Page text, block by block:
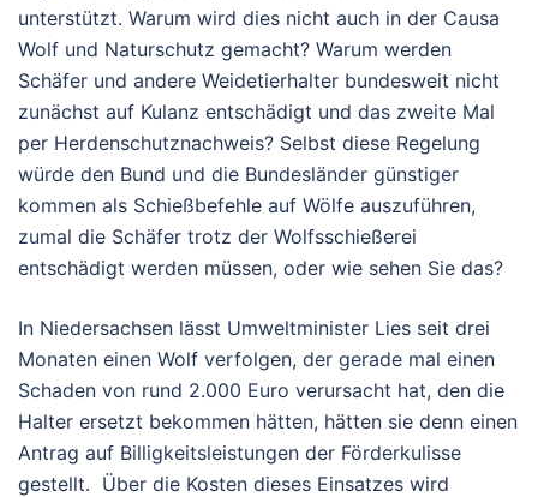
unterstützt. Warum wird dies nicht auch in der Causa
Wolf und Naturschutz gemacht? Warum werden
Schäfer und andere Weidetierhalter bundesweit nicht
zunächst auf Kulanz entschädigt und das zweite Mal
per Herdenschutznachweis? Selbst diese Regelung
würde den Bund und die Bundesländer günstiger
kommen als Schießbefehle auf Wölfe auszuführen,
zumal die Schäfer trotz der Wolfsschießerei
entschädigt werden müssen, oder wie sehen Sie das?
In Niedersachsen lässt Umweltminister Lies seit drei
Monaten einen Wolf verfolgen, der gerade mal einen
Schaden von rund 2.000 Euro verursacht hat, den die
Halter ersetzt bekommen hätten, hätten sie denn einen
Antrag auf Billigkeitsleistungen der Förderkulisse
gestellt. Über die Kosten dieses Einsatzes wird